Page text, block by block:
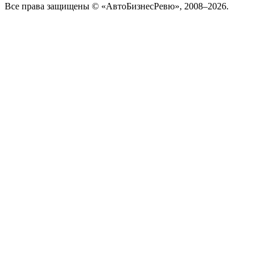
Все права защищены © «АвтоБизнесРевю», 2008–2026.